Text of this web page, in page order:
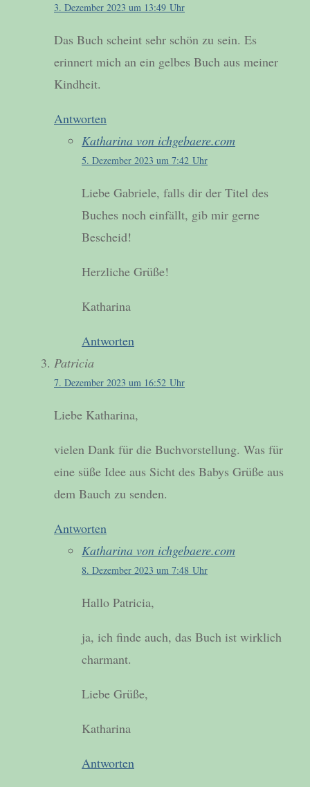
3. Dezember 2023 um 13:49 Uhr
Das Buch scheint sehr schön zu sein. Es
erinnert mich an ein gelbes Buch aus meiner
Kindheit.
Antworten
Katharina von ichgebaere.com
5. Dezember 2023 um 7:42 Uhr
Liebe Gabriele, falls dir der Titel des
Buches noch einfällt, gib mir gerne
Bescheid!
Herzliche Grüße!
Katharina
Antworten
Patricia
7. Dezember 2023 um 16:52 Uhr
Liebe Katharina,
vielen Dank für die Buchvorstellung. Was für
eine süße Idee aus Sicht des Babys Grüße aus
dem Bauch zu senden.
Antworten
Katharina von ichgebaere.com
8. Dezember 2023 um 7:48 Uhr
Hallo Patricia,
ja, ich finde auch, das Buch ist wirklich
charmant.
Liebe Grüße,
Katharina
Antworten